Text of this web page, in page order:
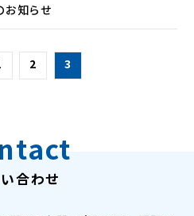
お知らせ
2 3
合わせ